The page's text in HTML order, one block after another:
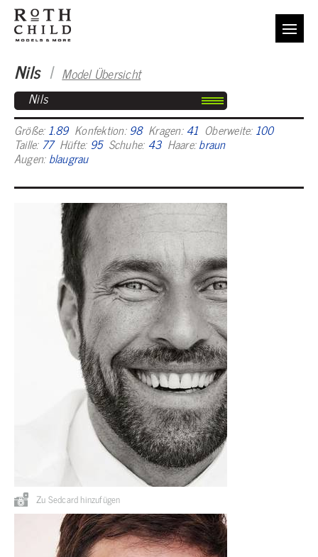
Nils I Model Übersicht
Nils
Größe: 1.89 Konfektion:98 Kragen:41 Oberweite: 100
Taille: 77 Hüfte: 95 Schuhe: 43 Haare:braun
Augen: blaugrau
Zu Sedcard hinzufügen